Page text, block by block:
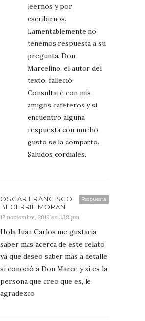
leernos y por
escribirnos.
Lamentablemente no
tenemos respuesta a su
pregunta. Don
Marcelino, el autor del
texto, falleció.
Consultaré con mis
amigos cafeteros y si
encuentro alguna
respuesta con mucho
gusto se la comparto.
Saludos cordiales.
Respuesta
OSCAR FRANCISCO
BECERRIL MORAN
12 noviembre, 2019 en 1:38 pm
Hola Juan Carlos me gustaría
saber mas acerca de este relato
ya que deseo saber mas a detalle
si conoció a Don Marce y si es la
persona que creo que es, le
agradezco